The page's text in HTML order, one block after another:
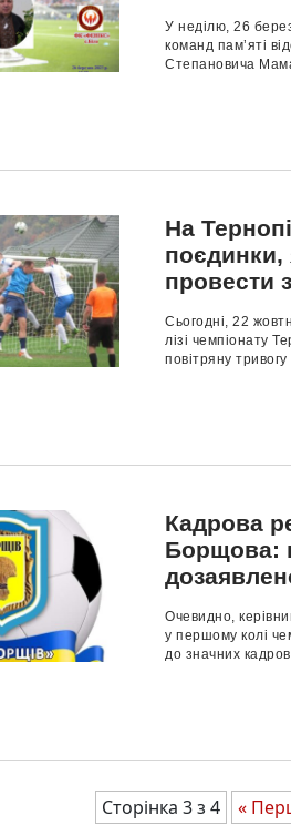
У неділю, 26
команд пам’яті
Степановича
На
поєдинки,
провести
Сьогодні, 22
лізі чемпіонату
повітряну
Кадрова
Борщова:
Очевидно,
у першому колі
до значних
Сторінка 3 з 4 «